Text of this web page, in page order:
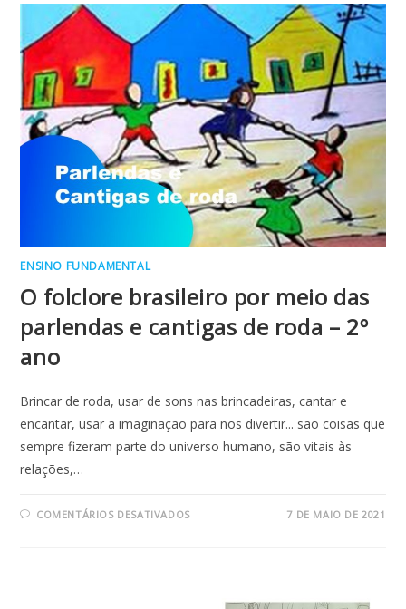
ENSINO FUNDAMENTAL
O folclore brasileiro por meio das
parlendas e cantigas de roda – 2º
ano
Brincar de roda, usar de sons nas brincadeiras, cantar e
encantar, usar a imaginação para nos divertir... são coisas que
sempre fizeram parte do universo humano, são vitais às
relações,…
COMENTÁRIOS DESATIVADOSEM 7 DE MAIO DE 2021